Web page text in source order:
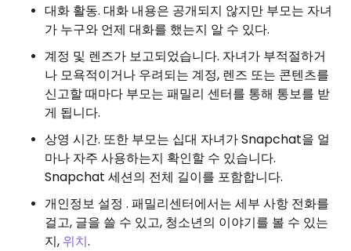
대화 활동. 대화 내용은 공개되지 않지만 부모는 자녀
가 누구와 언제 대화를 했는지 알 수 있다.
계정 및 렌즈가 보고되었습니다. 자녀가 부적절하거
나 모욕적이거나 우려되는 계정, 렌즈 또는 콘텐츠를
신고할 때마다 부모는 패밀리 센터를 통해 통보를 받
게 됩니다.
상영 시간. 또한 부모는 십대 자녀가 Snapchat을 얼
마나 자주 사용하는지 확인할 수 있습니다.
Snapchat 세션의 전체 길이를 포함합니다.
개인정보 설정 . 패밀리센터에서는 세부 사항 전화를
걸고, 글을 쓸 수 있고, 청소년의 이야기를 볼 수 있는
지, 위치.